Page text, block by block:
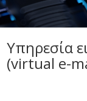
Υπηρεσία
(virtual e-